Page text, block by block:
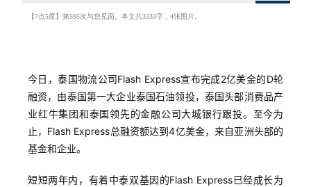
【7点5度】第595次与您见面。本文共3333字，4张图片。
今日，泰国物流公司Flash Express宣布完成2亿美金的D轮
融资，由泰国第一大企业泰国石油领投，泰国头部消费品产
业红牛集团和泰国领先的金融公司大城银行跟投。至今为
止，Flash Express总融资额达到4亿美金，来自亚洲头部的
基金和企业。
短短两年内，有着中泰双基因的Flash Express已经成长为